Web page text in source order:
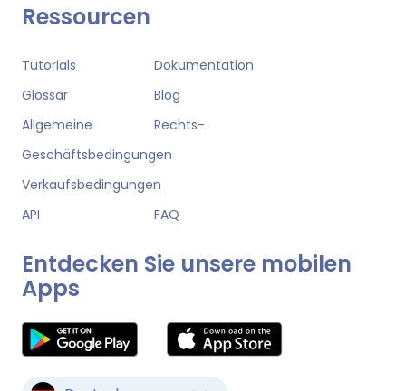
Ressourcen
Tutorials
Dokumentation
Glossar
Blog
Allgemeine
Geschäftsbedingungen
Verkaufsbedingungen
Rechts-
API FAQ
Entdecken Sie unsere mobilen
Apps